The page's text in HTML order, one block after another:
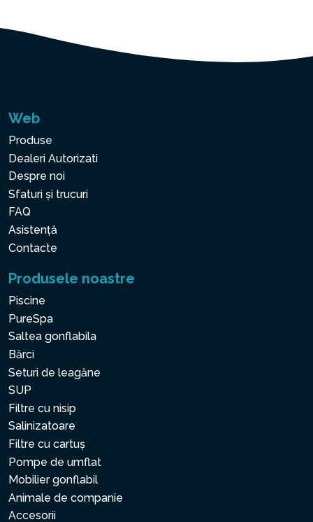
Web
Produse
Dealeri Autorizati
Despre noi
Sfaturi și trucuri
FAQ
Asistență
Contacte
Produsele noastre
Piscine
PureSpa
Saltea gonflabila
Bărci
Seturi de leagăne
SUP
Filtre cu nisip
Salinizatoare
Filtre cu cartuș
Pompe de umflat
Mobilier gonflabil
Animale de companie
Accesorii